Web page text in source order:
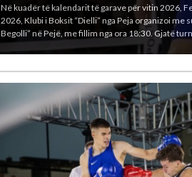
Kombëtarja e Kosovës në boks ka arritur një
korriku deri më 1 gusht 2026 në Sarajevë,
Taulant Jakupi (85 kg) 1 medalje të argjendtë –